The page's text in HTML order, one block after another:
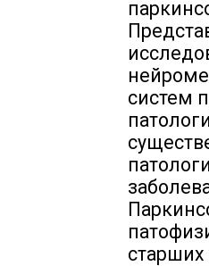
систем